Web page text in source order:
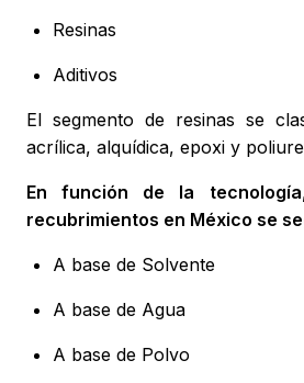
Resinas
Aditivos
El segmento de resinas se
acrílica, alquídica, epoxi y
En función de la
recubrimientos en México se
A base de Solvente
A base de Agua
A base de Polvo